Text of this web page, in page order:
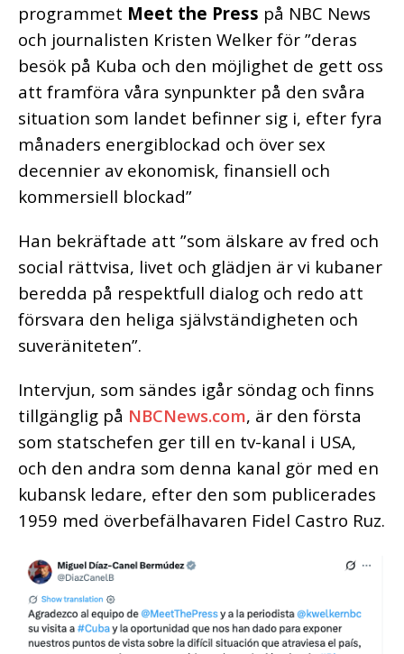
programmet Meet the Press på NBC News
och journalisten Kristen Welker för ”deras
besök på Kuba och den möjlighet de gett oss
att framföra våra synpunkter på den svåra
situation som landet befinner sig i, efter fyra
månaders energiblockad och över sex
decennier av ekonomisk, finansiell och
kommersiell blockad”
Han bekräftade att ”som älskare av fred och
social rättvisa, livet och glädjen är vi kubaner
beredda på respektfull dialog och redo att
försvara den heliga självständigheten och
suveräniteten”.
Intervjun, som sändes igår söndag och finns
tillgänglig på NBCNews.com, är den första
som statschefen ger till en tv-kanal i USA,
och den andra som denna kanal gör med en
kubansk ledare, efter den som publicerades
1959 med överbefälhavaren Fidel Castro Ruz.